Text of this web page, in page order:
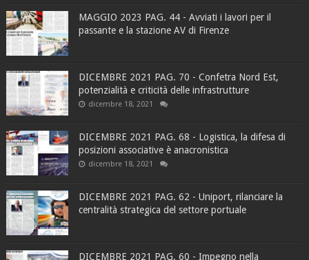
MAGGIO 2023 PAG. 44 - Avviati i lavori per il
passante e la stazione AV di Firenze
DICEMBRE 2021 PAG. 70 - Confetra Nord Est,
potenzialità e criticità delle infrastrutture
dicembre 18, 2021
DICEMBRE 2021 PAG. 68 - Logistica, la difesa di
posizioni associative è anacronistica
dicembre 18, 2021
DICEMBRE 2021 PAG. 62 - Uniport, rilanciare la
centralità strategica del settore portuale
DICEMBRE 2021 PAG. 60 - Impegno nella